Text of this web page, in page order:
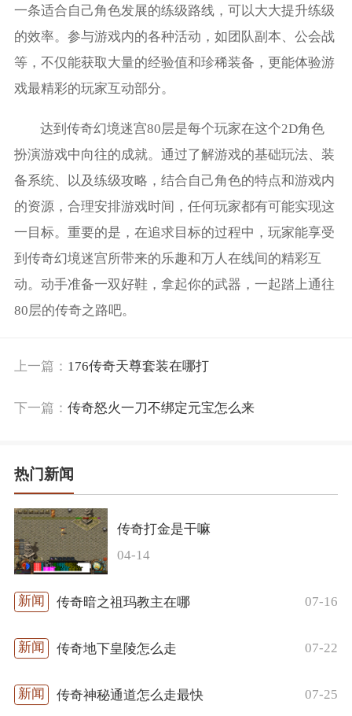
一条适合自己角色发展的练级路线，可以大大提升练级
的效率。参与游戏内的各种活动，如团队副本、公会战
等，不仅能获取大量的经验值和珍稀装备，更能体验游
戏最精彩的玩家互动部分。
达到传奇幻境迷宫80层是每个玩家在这个2D角色
扮演游戏中向往的成就。通过了解游戏的基础玩法、装
备系统、以及练级攻略，结合自己角色的特点和游戏内
的资源，合理安排游戏时间，任何玩家都有可能实现这
一目标。重要的是，在追求目标的过程中，玩家能享受
到传奇幻境迷宫所带来的乐趣和万人在线间的精彩互
动。动手准备一双好鞋，拿起你的武器，一起踏上通往
80层的传奇之路吧。
上一篇： 176传奇天尊套装在哪打
下一篇： 传奇怒火一刀不绑定元宝怎么来
热门新闻
传奇打金是干嘛
04-14
传奇暗之祖玛教主在哪 07-16
传奇地下皇陵怎么走 07-22
传奇神秘通道怎么走最快 07-25